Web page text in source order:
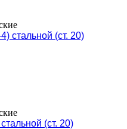
стальной (ст. 20)
(ст. 20)